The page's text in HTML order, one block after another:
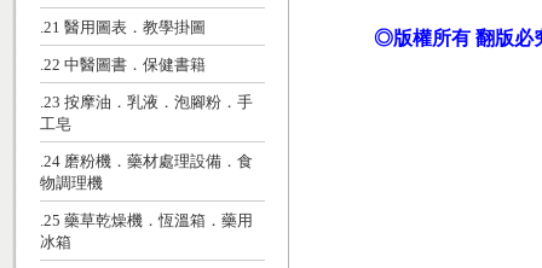
.21 醫用圖表．教學掛圖
.22 中醫圖書．保健書籍
.23 按摩油．乳液．泡腳粉．手
工皂
.24 磨粉機．藥材處理設備．食
物調理機
.25 藥草乾燥機．恆溫箱．藥用
冰箱
◎版權所有 翻版